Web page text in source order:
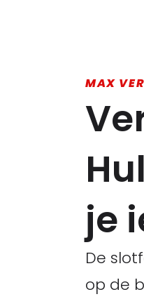
MAX
je
De
op de